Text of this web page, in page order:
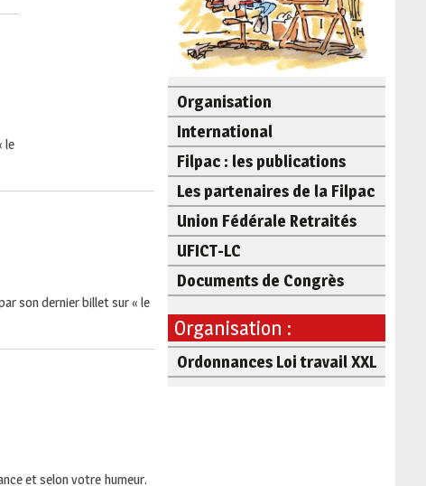
le
son dernier billet sur « le
et selon votre humeur.
Organisation
International
Filpac : les publications
Les partenaires de la Filpac
Union Fédérale Retraités
UFICT-LC
Documents de Congrès
Organisation :
Ordonnances Loi travail XXL